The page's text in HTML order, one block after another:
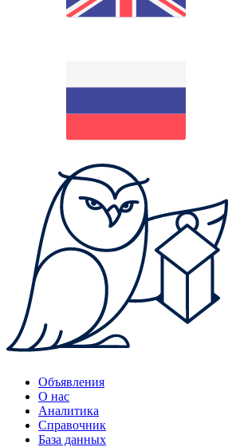
Объявления
О нас
Аналитика
Справочник
База данных